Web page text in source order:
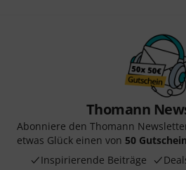
Thomann
Abonniere den Thomann
etwas Glück einen von 50
Inspirierende Beiträge